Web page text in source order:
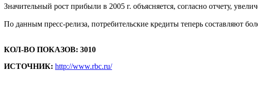
Значительный рост прибыли в 2005 г. объясняется, согласно отчету,
По данным пресс-релиза, потребительские кредиты теперь составляют
КОЛ-ВО ПОКАЗОВ: 3010
ИСТОЧНИК: http://www.rbc.ru/